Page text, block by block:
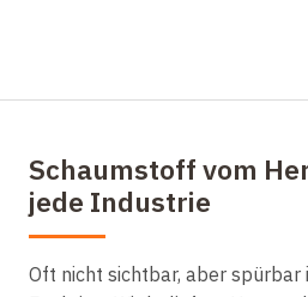
Schaumstoff vom
jede Industrie
Oft nicht sichtbar, aber spürbar